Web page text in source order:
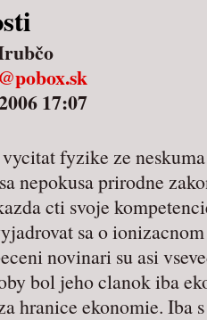
17:07
fyzike ze
nepokusa prirodne
cti svoje
sa o
novinari su asi
bol jeho clanok iba
hranice ekonomie. Iba